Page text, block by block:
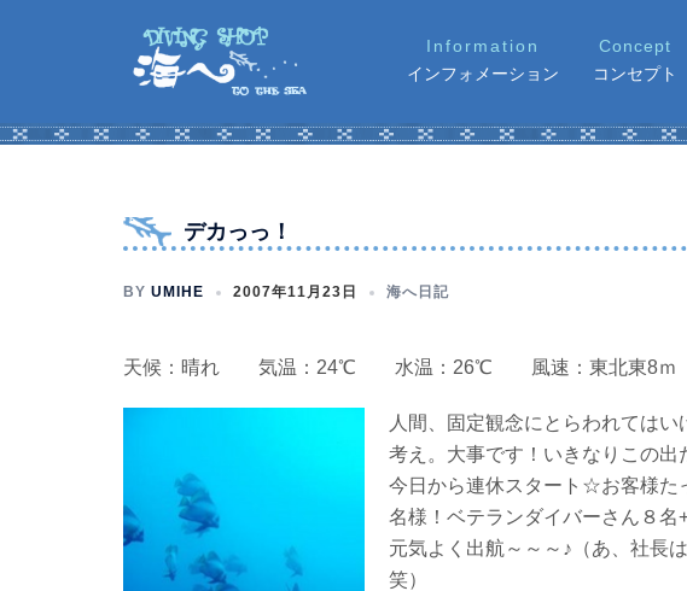
ツ
インフォメーション コンセプト
デカっっ！
BY UMIHE 2007年11月23日 海へ日記
天候：晴れ 気温：24℃ 水温：26℃ 風速：東北東8
人間、固定観念にとらわれては
考え。大事です！いきなりこの
今日から連休スタート☆お客様た
名様！ベテランダイバーさん８
元気よく出航～～～♪（あ、社長
笑）